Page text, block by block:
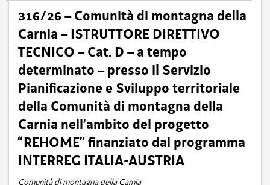
316/26 – Comunità di montagna della
Carnia – ISTRUTTORE DIRETTIVO
TECNICO – Cat. D – a tempo
determinato – presso il Servizio
Pianificazione e Sviluppo territoriale
della Comunità di montagna della
Carnia nell’ambito del progetto
“REHOME” finanziato dal programma
INTERREG ITALIA-AUSTRIA
Comunità di montagna della Carnia